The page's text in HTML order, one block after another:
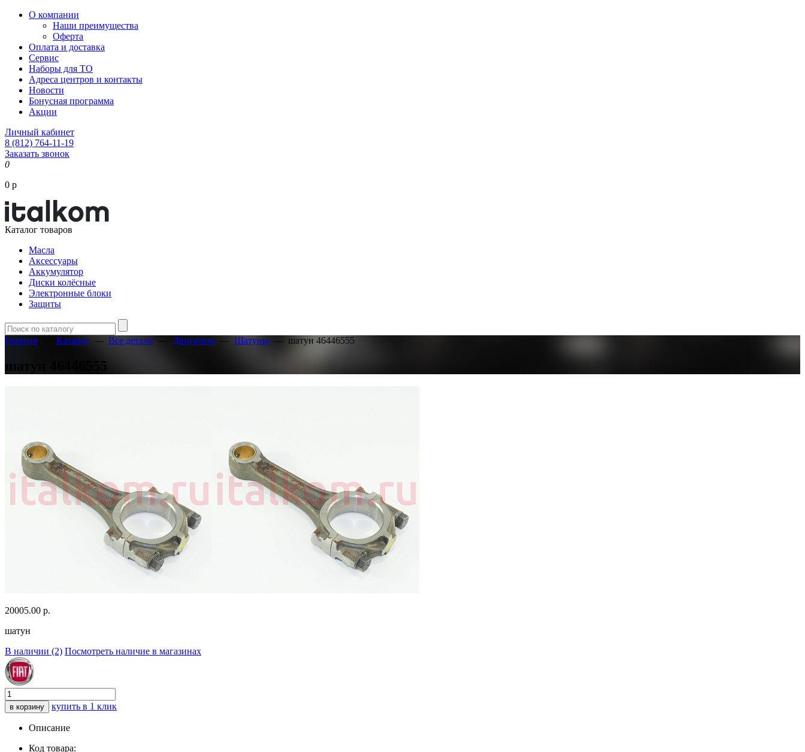
О компании
Наши преимущества
Оферта
Оплата и доставка
Сервис
Наборы для ТО
Адреса центров и контакты
Новости
Бонусная программа
Акции
Личный кабинет
8 (812) 764-11-19
Заказать звонок
0
0 р
Каталог товаров
Масла
Аксессуары
Аккумулятор
Диски колёсные
Электронные блоки
Защиты
Главная Каталог — Все детали — Двигатель — Шатуны — шатун 46446555
шатун 46446555
20005.00 р.
шатун
В наличии (2) Посмотреть наличие в магазинах
в корзину купить в 1 клик
Описание
Код товара: